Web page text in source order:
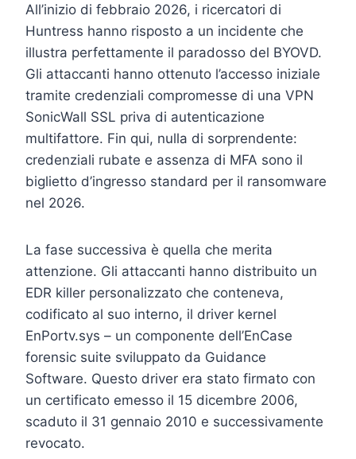
All’inizio di febbraio 2026, i ricercatori di
Huntress hanno risposto a un incidente che
illustra perfettamente il paradosso del BYOVD.
Gli attaccanti hanno ottenuto l’accesso iniziale
tramite credenziali compromesse di una VPN
SonicWall SSL priva di autenticazione
multifattore. Fin qui, nulla di sorprendente:
credenziali rubate e assenza di MFA sono il
biglietto d’ingresso standard per il ransomware
nel 2026.
La fase successiva è quella che merita
attenzione. Gli attaccanti hanno distribuito un
EDR killer personalizzato che conteneva,
codificato al suo interno, il driver kernel
EnPortv.sys – un componente dell’EnCase
forensic suite sviluppato da Guidance
Software. Questo driver era stato firmato con
un certificato emesso il 15 dicembre 2006,
scaduto il 31 gennaio 2010 e successivamente
revocato.